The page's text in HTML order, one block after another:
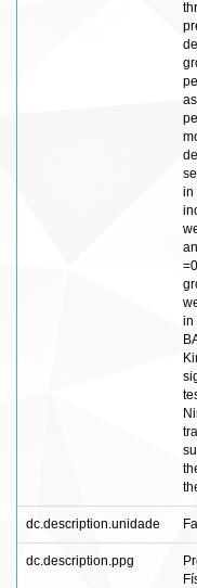
in
in
dc.description.unidade
dc.description.ppg